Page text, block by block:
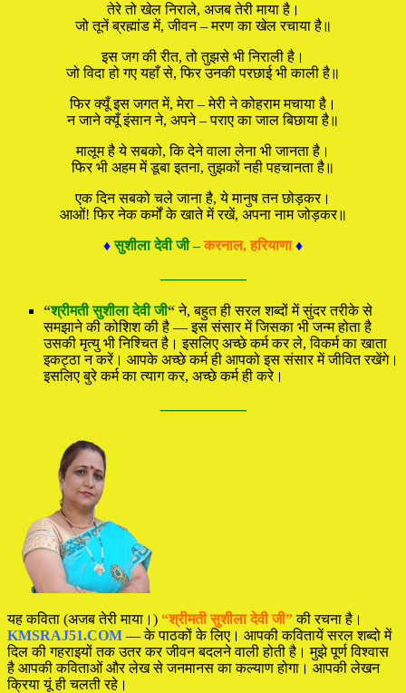
तेरे तो खेल निराले, अजब तेरी माया है।
जो तूनें ब्रह्मांड में, जीवन – मरण का खेल रचाया है॥
इस जग की रीत, तो तुझसे भी निराली है।
जो विदा हो गए यहाँ से, फिर उनकी परछाई भी काली है॥
फिर क्यूँ इस जगत में, मेरा – मेरी ने कोहराम मचाया है।
न जाने क्यूँ इंसान ने, अपने – पराए का जाल बिछाया है॥
मालूम है ये सबको, कि देने वाला लेना भी जानता है।
फिर भी अहम में डूबा इतना, तुझकों नही पहचानता है॥
एक दिन सबको चले जाना है, ये मानुष तन छोड़कर।
आओं! फिर नेक कर्मों के खाते में रखें, अपना नाम जोड़कर॥
♦सुशीला देवी जी –करनाल, हरियाणा ♦
—————
“श्रीमती सुशीला देवी जी“ने, बहुत ही सरल शब्दों में सुंदर तरीके से
समझाने की कोशिश की है — इस संसार में जिसका भी जन्म होता है
उसकी मृत्यु भी निश्चित है। इसलिए अच्छे कर्म कर ले, विकर्म का खाता
इकट्ठा न करें। आपके अच्छे कर्म ही आपको इस संसार में जीवित रखेंगे।
इसलिए बुरे कर्म का त्याग कर, अच्छे कर्म ही करे।
—————
यह कविता (अजब तेरी माया।) “श्रीमती सुशीला देवी जी”की रचना है।
KMSRAJ51.COM — के पाठकों के लिए। आपकी कवितायें सरल शब्दो में
दिल की गहराइयों तक उतर कर जीवन बदलने वाली होती है। मुझे पूर्ण विश्वास
है आपकी कविताओं और लेख से जनमानस का कल्याण होगा। आपकी लेखन
क्रिया यूं ही चलती रहे।